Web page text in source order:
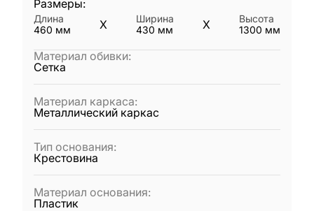
Размеры:
Длина
460 мм X
Ширина
430 мм X
Высота
1300 мм
Материал обивки:
Сетка
Материал каркаса:
Металлический каркас
Тип основания:
Крестовина
Материал основания:
Пластик